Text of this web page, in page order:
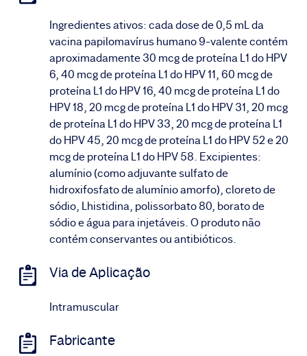
Ingredientes ativos: cada dose de 0,5 mL da
vacina papilomavírus humano 9-valente contém
aproximadamente 30 mcg de proteína L1 do HPV
6, 40 mcg de proteína L1 do HPV 11, 60 mcg de
proteína L1 do HPV 16, 40 mcg de proteína L1 do
HPV 18, 20 mcg de proteína L1 do HPV 31, 20 mcg
de proteína L1 do HPV 33, 20 mcg de proteína L1
do HPV 45, 20 mcg de proteína L1 do HPV 52 e 20
mcg de proteína L1 do HPV 58. Excipientes:
alumínio (como adjuvante sulfato de
hidroxifosfato de alumínio amorfo), cloreto de
sódio, Lhistidina, polissorbato 80, borato de
sódio e água para injetáveis. O produto não
contém conservantes ou antibióticos.
Via de Aplicação
Intramuscular
Fabricante